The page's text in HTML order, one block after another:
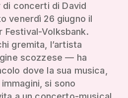
di concerti di David
venerdì 26 giugno il
Festival-Volksbank.
gremita, l’artista
scozzese — ha
dove la sua musica,
si sono